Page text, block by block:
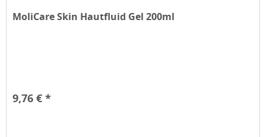
MoliCare Skin Hautfluid Gel 200ml
9,76 € *